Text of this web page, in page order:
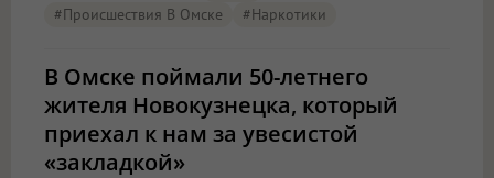
#Происшествия В Омске
#наркотики
В Омске поймали 50-летнего
жителя Новокузнецка, который
приехал к нам за увесистой
«закладкой»